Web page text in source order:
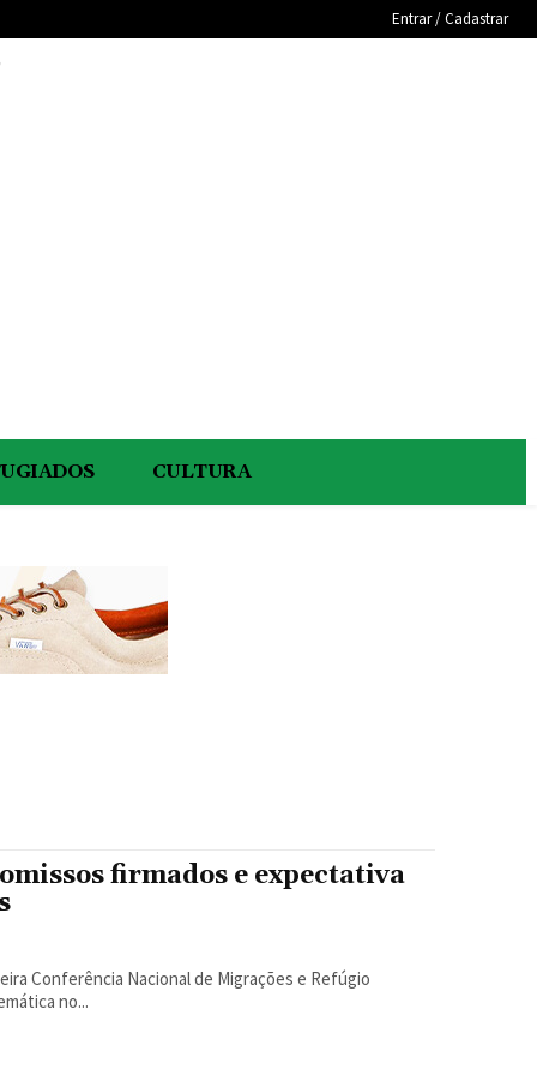
Entrar / Cadastrar
CULTURA
firmados e expectativa
Conferência Nacional de Migrações e Refúgio
no...